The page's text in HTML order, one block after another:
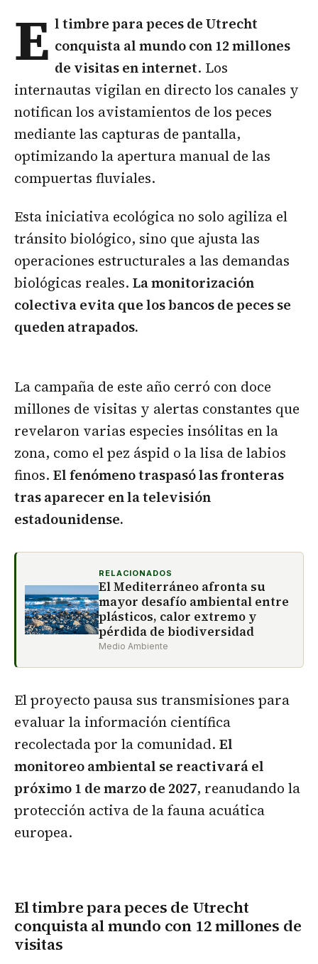
E l timbre parapecesde Utrecht
conquista al mundo con 12 millones
de visitas en internet. Los
internautas vigilan en directo los canales y
notifican los avistamientos de los peces
mediante las capturas de pantalla,
optimizando la apertura manual de las
compuertas fluviales.
Esta iniciativa ecológica no solo agiliza el
tránsito biológico, sino que ajusta las
operaciones estructurales a las demandas
biológicas reales. La monitorización
colectiva evita que los bancos de peces se
queden atrapados.
La campaña de este año cerró con doce
millones de visitas y alertas constantes que
revelaron varias especies insólitas en la
zona, como el pez áspid o la lisa de labios
finos. El fenómeno traspasó las fronteras
tras aparecer en la televisión
estadounidense.
RELACIONADOS
El Mediterráneo afronta su
mayor desafío ambiental entre
plásticos, calor extremo y
pérdida de biodiversidad
Medio Ambiente
El proyecto pausa sus transmisiones para
evaluar la información científica
recolectada por la comunidad. El
monitoreo ambiental se reactivará el
próximo 1 de marzo de 2027, reanudando la
protección activa de la fauna acuática
europea.
El timbre para peces de Utrecht
conquista al mundo con 12 millones de
visitas